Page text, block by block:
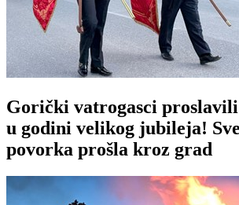
Gorički vatrogasci
u godini velikog jubileja!
povorka prošla kroz grad